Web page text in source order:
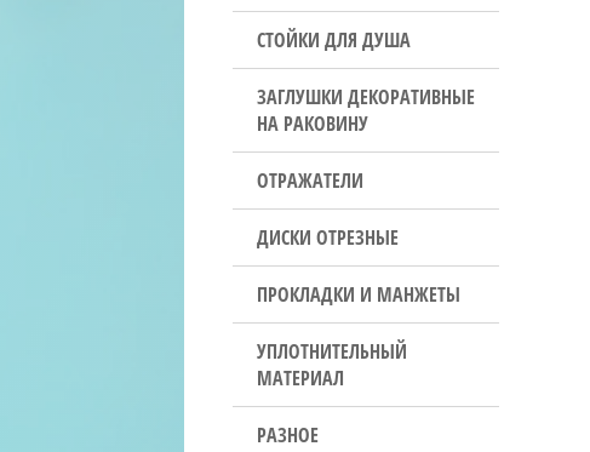
СТОЙКИ ДЛЯ ДУША
ЗАГЛУШКИ ДЕКОРАТИВНЫЕ
НА РАКОВИНУ
ОТРАЖАТЕЛИ
ДИСКИ ОТРЕЗНЫЕ
ПРОКЛАДКИ И МАНЖЕТЫ
УПЛОТНИТЕЛЬНЫЙ
МАТЕРИАЛ
РАЗНОЕ